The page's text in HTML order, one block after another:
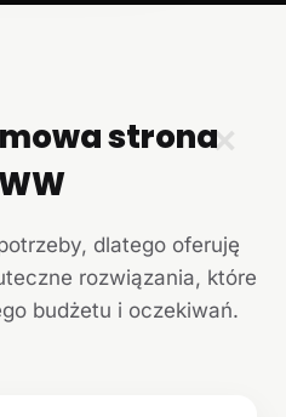
✕
strona
dlatego oferuję
rozwiązania, które
budżetu i oczekiwań.